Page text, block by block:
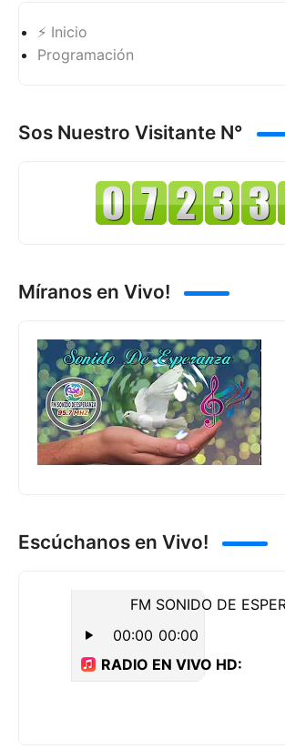
⚡ Inicio
Programación
Sos Nuestro Visitante N°
Míranos en Vivo!
Escúchanos en Vivo!